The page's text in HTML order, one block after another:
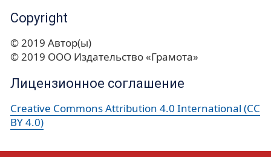
Copyright
© 2019 Автор(ы)
© 2019 ООО Издательство «Грамота»
Лицензионное соглашение
Creative Commons Attribution 4.0 International (CC
BY 4.0)